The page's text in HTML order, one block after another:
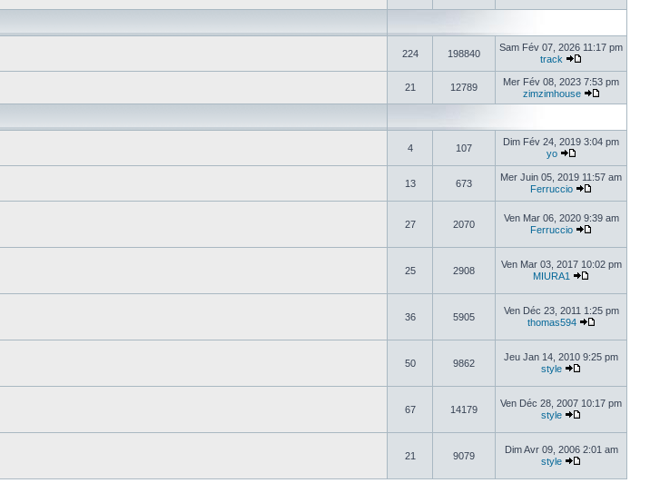
224 198840
Sam Fév 07, 2026 11:17 pm
track
21 12789
Mer Fév 08, 2023 7:53 pm
zimzimhouse
4 107
Dim Fév 24, 2019 3:04 pm
yo
13 673
Mer Juin 05, 2019 11:57 am
Ferruccio
27 2070
Ven Mar 06, 2020 9:39 am
Ferruccio
25 2908
Ven Mar 03, 2017 10:02 pm
MIURA1
36 5905
Ven Déc 23, 2011 1:25 pm
thomas594
50 9862
Jeu Jan 14, 2010 9:25 pm
style
67 14179
Ven Déc 28, 2007 10:17 pm
style
21 9079
Dim Avr 09, 2006 2:01 am
style